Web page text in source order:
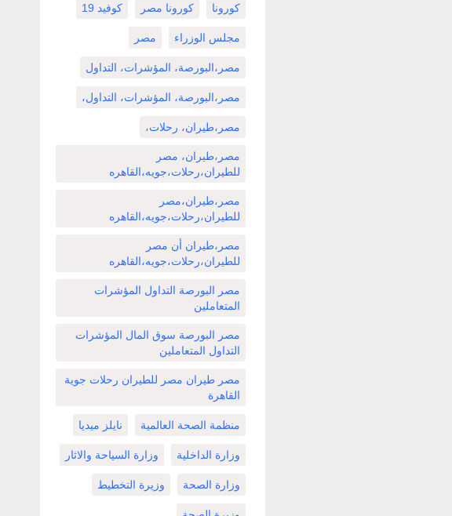
كورونا كورونا مصر كوفيد 19
مجلس الوزراء مصر
مصر،البورصة، المؤشرات، التداول
مصر،البورصة، المؤشرات، التداول،
مصر،طيران، رحلات،
مصر،طيران، مصر
للطيران،رحلات،جويه،القاهره
مصر،طيران،مصر
للطيران،رحلات،جويه،القاهره
مصر،طيران أن مصر
للطيران،رحلات،جويه،القاهره
مصر البورصة التداول المؤشرات
المتعاملين
مصر البورصة سوق المال المؤشرات
التداول المتعاملين
مصر طيران مصر للطيران رحلات جوية
القاهرة
منظمة الصحة العالمية نايلز ميديا
وزارة الداخلية وزارة السياحة والاثار
وزارة الصحة وزيرة التخطيط